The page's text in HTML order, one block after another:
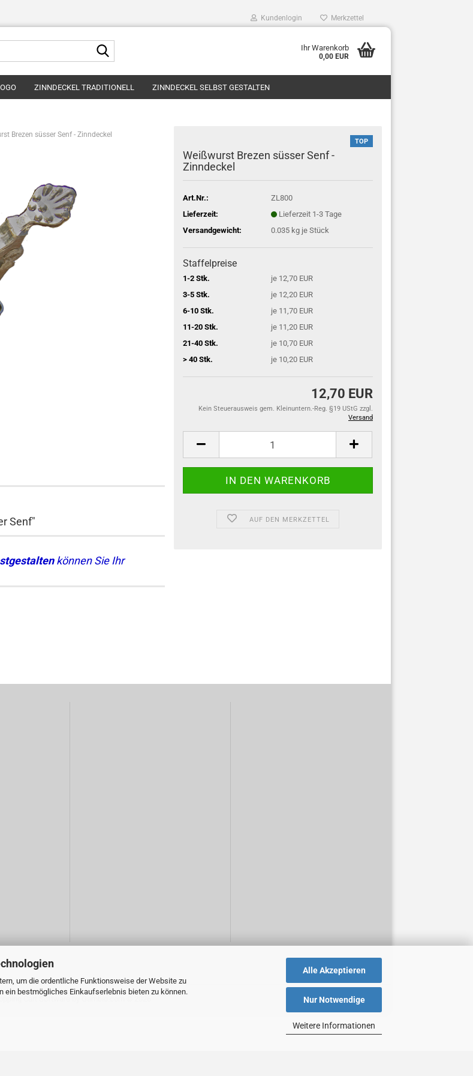
um die ordentliche Funktionsweise der Website zu
ein bestmögliches Einkaufserlebnis bieten zu können.
Alle Akzeptieren
Nur Notwendige
Weitere Informationen
Kundenlogin Merkzettel
Ihr Warenkorb
0,00 EUR
ZINNDECKEL TRADITIONELL ZINNDECKEL SELBST GESTALTEN
Brezen süsser Senf - Zinndeckel
TOP
Weißwurst Brezen süsser Senf -
Zinndeckel
Art.Nr.:
ZL800
Lieferzeit:
Lieferzeit 1-3 Tage
Versandgewicht:
0.035 kg je Stück
Staffelpreise
1-2 Stk.
je 12,70 EUR
3-5 Stk.
je 12,20 EUR
6-10 Stk.
je 11,70 EUR
11-20 Stk.
je 11,20 EUR
21-40 Stk.
je 10,70 EUR
> 40 Stk.
je 10,20 EUR
12,70 EUR
Kein Steuerausweis gem. Kleinuntern.-Reg. §19 UStG zzgl.
Versand
AUF DEN MERKZETTEL
Senf"
können Sie Ihr
Cart Software